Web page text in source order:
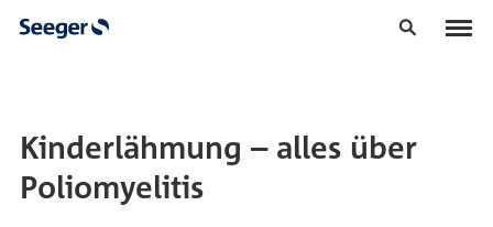
Kinderlähmung – alles über
Poliomyelitis